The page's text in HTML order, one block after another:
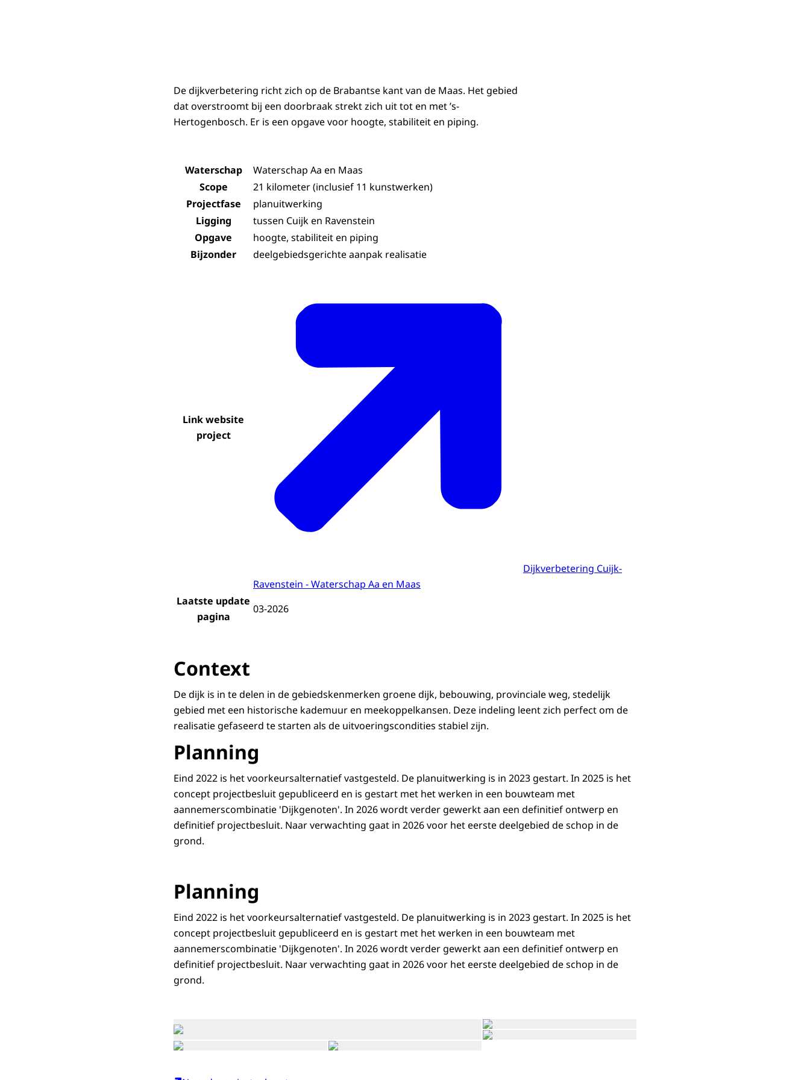
De dijkverbetering richt zich op de Brabantse kant van de Maas. Het gebied
dat overstroomt bij een doorbraak strekt zich uit tot en met ’s-
Hertogenbosch. Er is een opgave voor hoogte, stabiliteit en piping.
Waterschap
Waterschap Aa en Maas
Scope
21 kilometer (inclusief 11 kunstwerken)
Projectfase
planuitwerking
Ligging
tussen Cuijk en Ravenstein
Opgave
hoogte, stabiliteit en piping
Bijzonder
deelgebiedsgerichte aanpak realisatie
Link website
project
Dijkverbetering Cuijk-
Ravenstein - Waterschap Aa en Maas
Laatste update
pagina
03-2026
Context
De dijk is in te delen in de gebiedskenmerken groene dijk, bebouwing, provinciale weg, stedelijk
gebied met een historische kademuur en meekoppelkansen. Deze indeling leent zich perfect om de
realisatie gefaseerd te starten als de uitvoeringscondities stabiel zijn.
Planning
Eind 2022 is het voorkeursalternatief vastgesteld. De planuitwerking is in 2023 gestart. In 2025 is het
concept projectbesluit gepubliceerd en is gestart met het werken in een bouwteam met
aannemerscombinatie 'Dijkgenoten'. In 2026 wordt verder gewerkt aan een definitief ontwerp en
definitief projectbesluit. Naar verwachting gaat in 2026 voor het eerste deelgebied de schop in de
grond.
Planning
Eind 2022 is het voorkeursalternatief vastgesteld. De planuitwerking is in 2023 gestart. In 2025 is het
concept projectbesluit gepubliceerd en is gestart met het werken in een bouwteam met
aannemerscombinatie 'Dijkgenoten'. In 2026 wordt verder gewerkt aan een definitief ontwerp en
definitief projectbesluit. Naar verwachting gaat in 2026 voor het eerste deelgebied de schop in de
grond.
Open de galerij in vergrote weergave
Open de galerij in vergrote weergave
Open de galerij in vergrote weergave